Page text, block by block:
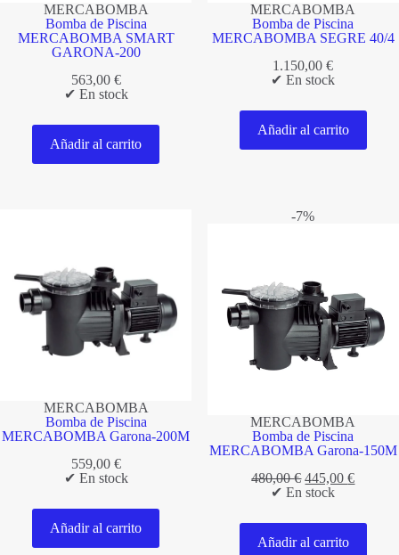
MERCABOMBA
Bomba de Piscina
MERCABOMBA SMART
GARONA-200
563,00 €
✔ En stock
Añadir al carrito
MERCABOMBA
Bomba de Piscina
MERCABOMBA SEGRE 40/4
1.150,00€
✔ En stock
Añadir al carrito
MERCABOMBA
Bomba de Piscina
MERCABOMBA Garona-200M
559,00 €
✔ En stock
Añadir al carrito
-7%
MERCABOMBA
Bomba de Piscina
MERCABOMBA Garona-150M
480,00€ El
precio
era:
480,00 €.
445,00€El
es:
✔ En stock
Añadir al carrito